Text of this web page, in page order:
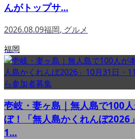
んがトップサ...
2026.08.09福岡, グルメ
福岡
壱岐・妻ヶ島｜無人島で100
ぼ！「無人島かくれんぼ2026
1...